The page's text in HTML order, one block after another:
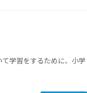
学習をするために、小学